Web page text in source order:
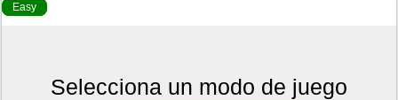
Easy
Selecciona un modo de juego